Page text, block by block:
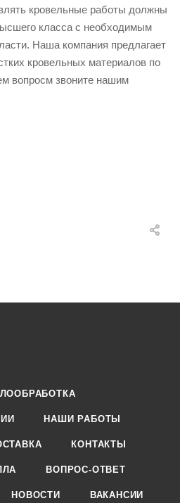
кровельные работы должны
класса с необходимым
Наша компания предлагает
кровельных материалов по
вопросм звоните нашим
НАШИ РАБОТЫ
КОНТАКТЫ
ВОПРОС-ОТВЕТ
НОВОСТИ ВАКАНСИИ